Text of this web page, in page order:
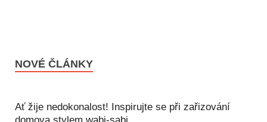
NOVÉ ČLÁNKY
Ať žije nedokonalost! Inspirujte se při zařizování